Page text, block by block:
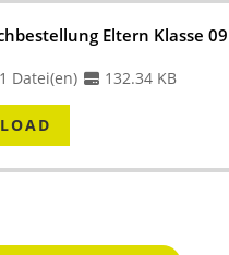
Eltern Klasse 09
1 Datei(en) 132.34 KB